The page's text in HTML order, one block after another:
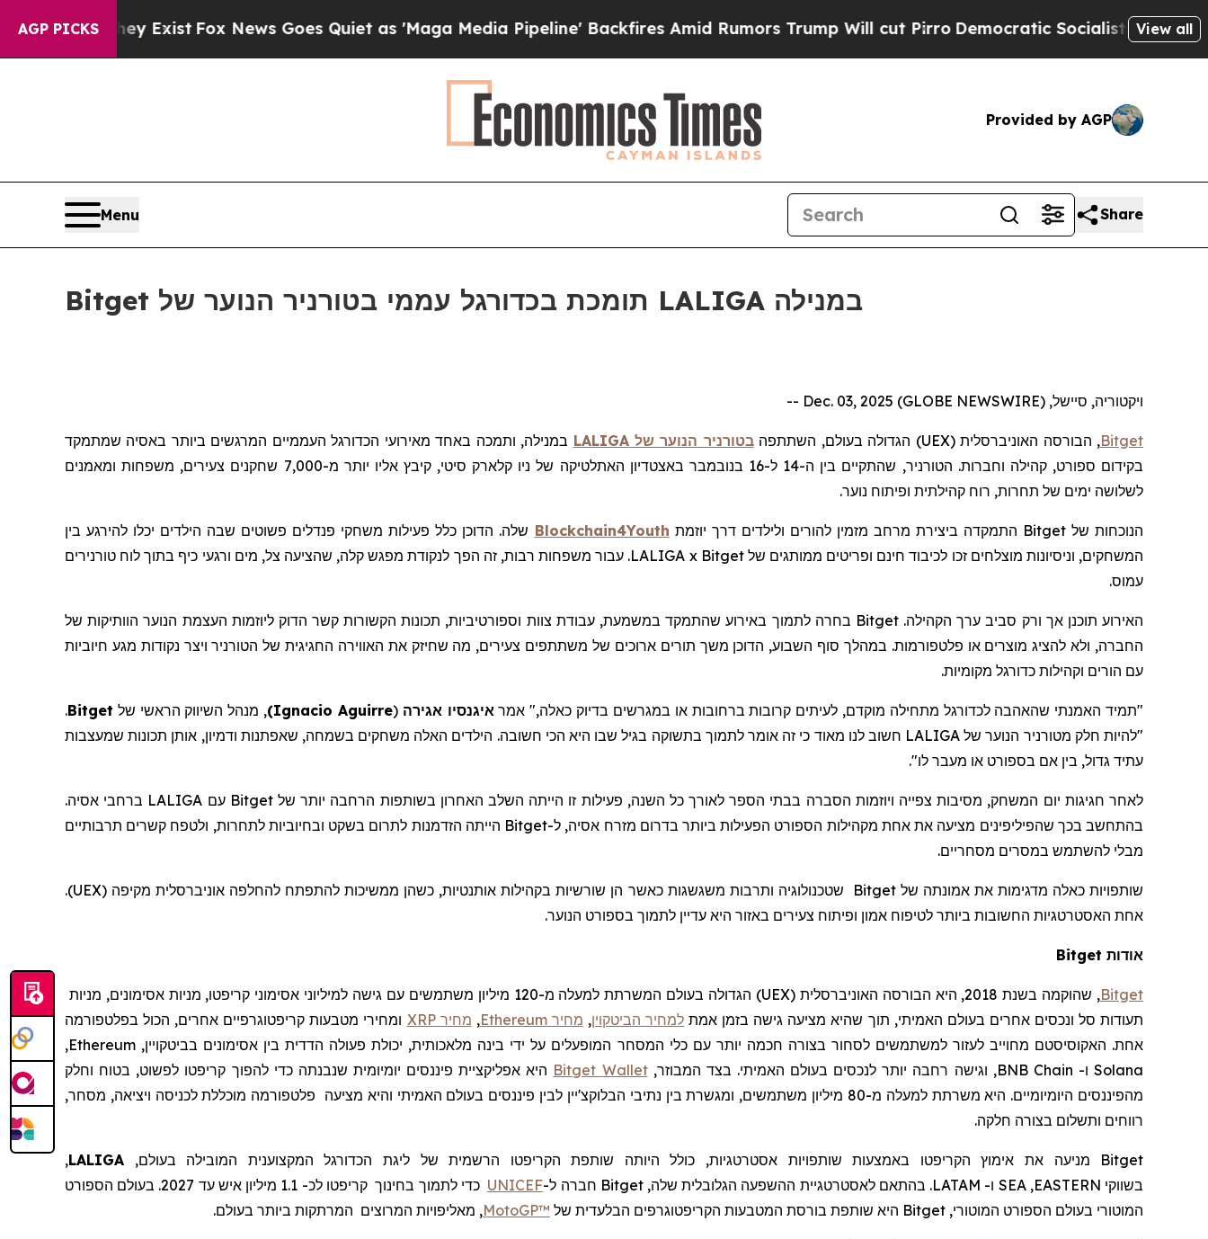
AGP PICKS
They Exist Fox News Goes Quiet as 'Maga Media Pipeline' Backfires Amid Rumors Trump Will cut PirroDemocratic Socialists of AmericaView all
Provided by AGP
Menu Share
Bitget תומכת בכדורגל עממי בטורניר הנוער של LALIGA במנילה
ויקטוריה, סיישל, Dec. 03, 2025 (GLOBE NEWSWIRE) --
Bitget, הבורסה האוניברסלית (UEX) הגדולה בעולם, השתתפהבטורניר הנוער שלLALIGA במנילה, ותמכה באחד מאירועי הכדורגל העממיים המרגשים ביותר באסיה שמתמקד
בקידום ספורט, קהילה וחברות. הטורניר, שהתקיים בין ה-14 ל-16 בנובמבר באצטדיון האתלטיקה של ניו קלארק סיטי, קיבץ אליו יותר מ-7,000 שחקנים צעירים, משפחות ומאמנים
לשלושה ימים של תחרות, רוח קהילתית ופיתוח נוער.
הנוכחות שלBitget התמקדה ביצירת מרחב מזמין להורים ולילדים דרך יוזמת Blockchain4Youth שלה. הדוכן כלל פעילות משחקי פנדלים פשוטים שבה הילדים יכלו להירגע בין
המשחקים, וניסיונות מוצלחים זכו לכיבוד חינם ופריטים ממותגים של LALIGA x Bitget. עבור משפחות רבות, זה הפך לנקודת מפגש קלה, שהציעה צל, מים ורגעי כיף בתוך לוח טורנירים
עמוס.
האירוע תוכנן אך ורק סביב ערך הקהילה. Bitget בחרה לתמוך באירוע שהתמקד במשמעת, עבודת צוות וספורטיביות, תכונות הקשורות קשר הדוק ליוזמות העצמת הנוער הוותיקות של
החברה, ולא להציג מוצרים או פלטפורמות. במהלך סוף השבוע, הדוכן משך תורים ארוכים של משתתפים צעירים, מה שחיזק את האווירה החגיגית של הטורניר ויצר נקודות מגע חיוביות
עם הורים וקהילות כדורגל מקומיות.
"תמיד האמנתי שהאהבה לכדורגל מתחילה מוקדם, לעיתים קרובות ברחובות או במגרשים בדיוק כאלה," אמר איגנסיו אגירה (
Ignacio Aguirre
)
, מנהלהשיווק הראשי של Bitget
.
"להיות חלק מטורניר הנוער של LALIGA חשוב לנו מאוד כי זה
אומרלתמוך בתשוקה בגיל שבו היא הכי חשובה. הילדים האלה משחקים בשמחה, שאפתנות ודמיון, אותן תכונות שמעצבות
עתיד גדול, בין אם בספורט או מעבר לו".
לאחר חגיגות יום המשחק, מסיבות צפייה ויוזמות הסברה בבתי הספר לאורך כל השנה, פעילות זו הייתה השלב האחרון בשותפות הרחבה יותר שלBitget עם LALIGA ברחבי אסיה.
בהתחשב בכך שהפיליפינים מציעה את אחת מקהילות הספורט הפעילות ביותר בדרום מזרח אסיה, ל-Bitget הייתה הזדמנות לתרום בשקט ובחיוביות לתחרות, ולטפח קשרים תרבותיים
מבלי להשתמש במסרים מסחריים.
שותפויות כאלה מדגימות את אמונתה שלBitget
שטכנולוגיה ותרבות משגשגות כאשר הן שורשיות בקהילות אותנטיות, כשהן ממשיכות להתפתח להחלפה אוניברסלית מקיפה (UEX).
אחת האסטרטגיות החשובות ביותר לטיפוח אמון ופיתוח צעירים באזור היא עדיין לתמוך בספורט הנוער.
אודות Bitget
Bitget
, שהוקמה בשנת 2018, היא הבורסה האוניברסלית ( UEX
) הגדולה בעולם המשרתת למעלה מ-120
מיליון משתמשים עם גישה למיליוני אסימוני קריפטו, מניות אסימונים, מניות
תעודות סל ונכסים אחרים בעולם האמיתי, תוך שהיא מציעה גישה בזמן אמת למחיר הביטקוין, מחיר Ethereum , מחיר XRP
ומחירי מטבעות קריפטוגרפיים אחרים, הכול בפלטפורמה
אחת. האקוסיסטם מחוייב לעזור למשתמשים לסחור בצורה חכמה יותר עם כלי המסחר המופעלים על ידי בינה מלאכותית, יכולת פעולה הדדית בין אסימונים בביטקויין, Ethereum
,
Solana ו- BNB Chain, וגישה רחבה יותר לנכסים בעולם האמיתי. בצד המבוזר,Bitget Wallet היא אפליקציית פיננסים יומיומית שנבנתה כדי להפוך קריפטו לפשוט, בטוח וחלק
מהפיננסים היומיומיים. היא משרתת למעלה מ-80 מיליון משתמשים, ומגשרת בין נתיבי הבלוקצ'יין לבין פיננסים בעולם האמיתי והיא מציעה פלטפורמה מוכללת לכניסה ויציאה, מסחר,
רווחים ותשלום בצורה חלקה.
Bitget מניעה את אימוץ הקריפטו באמצעות שותפויות אסטרטגיות, כולל היותה שותפת הקריפטו הרשמית של ליגת הכדורגל המקצוענית המובילה בעולם, LALIGA
,
בשווקי EASTERN
,
SEA ו- LATAM
. בהתאם לאסטרטגיית ההשפעה הגלובלית שלה, Bitget חברה ל-UNICEF כדי לתמוך בחינוך קריפטו לכ- 1.1 מיליון איש עד 2027.
בעולם הספורט
המוטורי בעולם הספורט המוטורי, Bitget היא שותפת בורסת המטבעות הקריפטוגרפים הבלעדית של MotoGP™
, מאליפויות המרוצים המרתקות ביותר בעולם.